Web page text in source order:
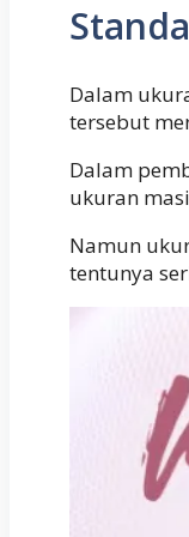
Dalam
tersebut
Dalam
ukuran
Namun
tentunya